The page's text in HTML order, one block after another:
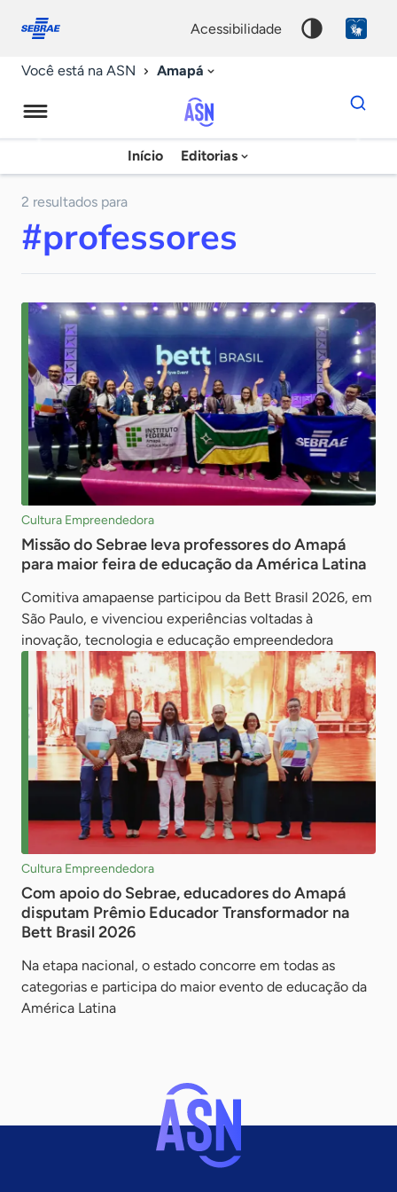
conosco
acessibilidade
Você está na ASN Amapá
Agência
Sebrae
Notícias
Início Editorias
Dados
para
chave
2 resultados para
#professores
Cultura Empreendedora
Missão do Sebrae leva professores do Amapá
para maior feira de educação da América Latina
Comitiva amapaense participou da Bett Brasil 2026, em
São Paulo, e vivenciou experiências voltadas à
inovação, tecnologia e educação empreendedora
Cultura Empreendedora
Com apoio do Sebrae, educadores do Amapá
disputam Prêmio Educador Transformador na
Bett Brasil 2026
Na etapa nacional, o estado concorre em todas as
categorias e participa do maior evento de educação da
América Latina